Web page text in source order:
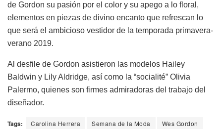
de Gordon su pasión por el color y su apego a lo floral,
elementos en piezas de divino encanto que refrescan lo
que será el ambicioso vestidor de la temporada primavera-
verano 2019.
Al desfile de Gordon asistieron las modelos Hailey
Baldwin y Lily Aldridge, así como la “socialité” Olivia
Palermo, quienes son firmes admiradoras del trabajo del
diseñador.
Tags: Carolina Herrera Semana de la Moda Wes Gordon